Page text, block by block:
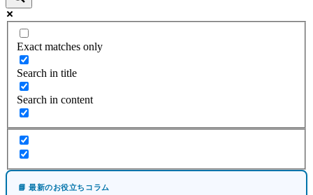
Exact matches only
Search in title
Search in content
📘 最新のお役立ちコラム